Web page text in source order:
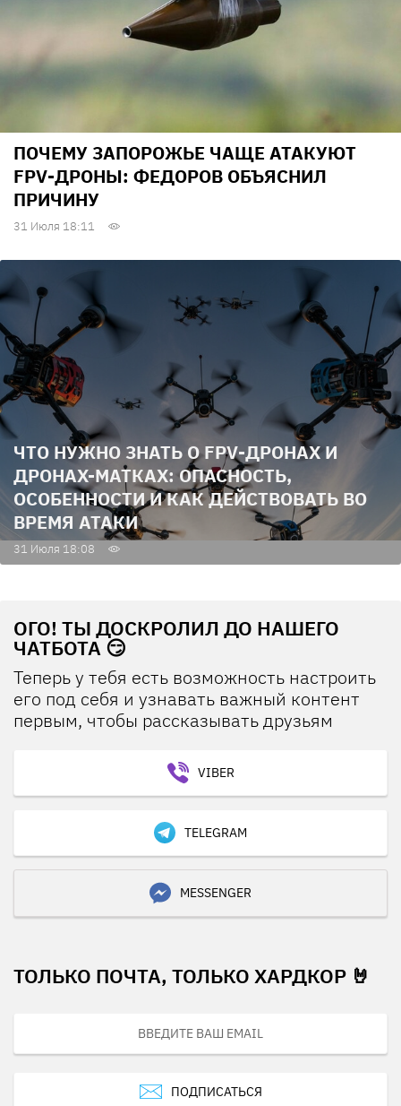
ПОЧЕМУ ЗАПОРОЖЬЕ ЧАЩЕ АТАКУЮТ
FPV-ДРОНЫ: ФЕДОРОВ ОБЪЯСНИЛ
ПРИЧИНУ
31 Июля 18:11
ЧТО НУЖНО ЗНАТЬ О FPV-ДРОНАХ И
ДРОНАХ-МАТКАХ: ОПАСНОСТЬ,
ОСОБЕННОСТИ И КАК ДЕЙСТВОВАТЬ ВО
ВРЕМЯ АТАКИ
31 Июля 18:08
ОГО! ТЫ ДОСКРОЛИЛ ДО НАШЕГО
ЧАТБОТА 😏
Теперь у тебя есть возможность настроить
его под себя и узнавать важный контент
первым, чтобы рассказывать друзьям
VIBER
TELEGRAM
MESSENGER
ТОЛЬКО ПОЧТА, ТОЛЬКО ХАРДКОР 🤘
ПОДПИСАТЬСЯ